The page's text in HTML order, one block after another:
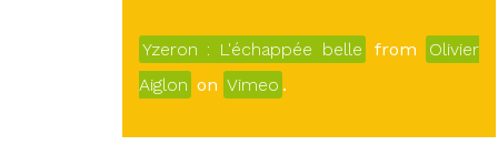
Yzeron : L'échappée belle from
Olivier
Aiglon on Vimeo .